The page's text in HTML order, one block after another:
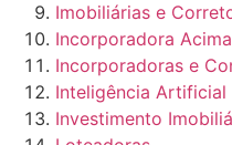
Imobiliárias e
Incorporadora
Incorporadoras e
Inteligência Artificial
Investimento